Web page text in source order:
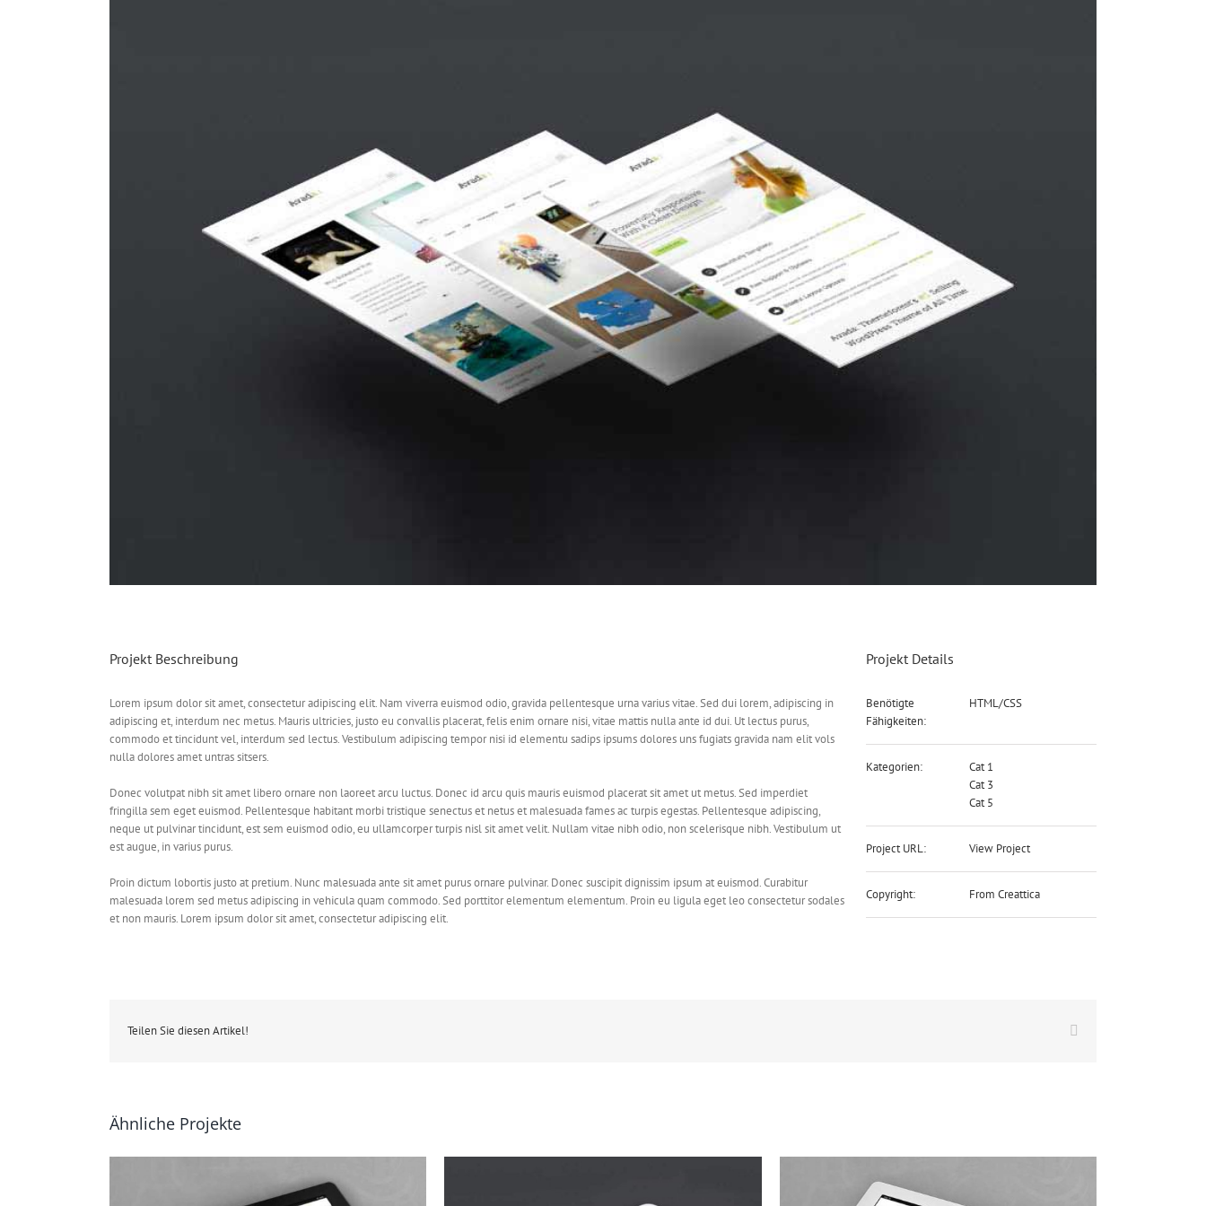
Projekt Beschreibung
Lorem ipsum dolor sit amet, consectetur adipiscing elit. Nam viverra euismod odio, gravida pellentesque urna varius vitae. Sed dui lorem, adipiscing in
adipiscing et, interdum nec metus. Mauris ultricies, justo eu convallis placerat, felis enim ornare nisi, vitae mattis nulla ante id dui. Ut lectus purus,
commodo et tincidunt vel, interdum sed lectus. Vestibulum adipiscing tempor nisi id elementu sadips ipsums dolores uns fugiats gravida nam elit vols
nulla dolores amet untras sitsers.
Donec volutpat nibh sit amet libero ornare non laoreet arcu luctus. Donec id arcu quis mauris euismod placerat sit amet ut metus. Sed imperdiet
fringilla sem eget euismod. Pellentesque habitant morbi tristique senectus et netus et malesuada fames ac turpis egestas. Pellentesque adipiscing,
neque ut pulvinar tincidunt, est sem euismod odio, eu ullamcorper turpis nisl sit amet velit. Nullam vitae nibh odio, non scelerisque nibh. Vestibulum ut
est augue, in varius purus.
Proin dictum lobortis justo at pretium. Nunc malesuada ante sit amet purus ornare pulvinar. Donec suscipit dignissim ipsum at euismod. Curabitur
malesuada lorem sed metus adipiscing in vehicula quam commodo. Sed porttitor elementum elementum. Proin eu ligula eget leo consectetur sodales
et non mauris. Lorem ipsum dolor sit amet, consectetur adipiscing elit.
Projekt Details
Benötigte
Fähigkeiten:
HTML/CSS
Kategorien:
Cat 1
Cat 3
Cat 5
Project URL: View Project
Copyright: From Creattica
Teilen Sie diesen Artikel!
Ähnliche Projekte